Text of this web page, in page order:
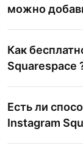
можно
Как
Squarespace
Есть ли
Instagram